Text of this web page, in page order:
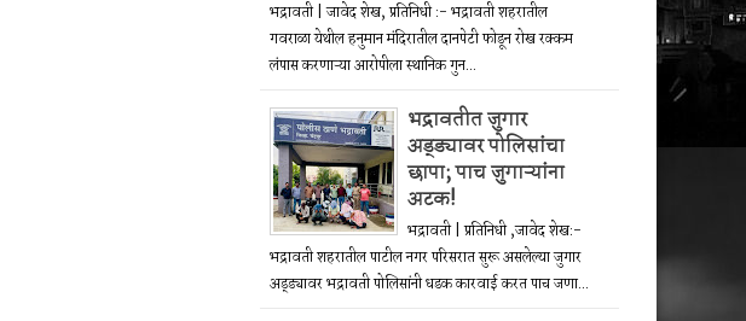
भद्रावती | जावेद शेख, प्रतिनिधी :- भद्रावती शहरातील
गवराळा येथील हनुमान मंदिरातील दानपेटी फोडून रोख रक्कम
लंपास करणाऱ्या आरोपीला स्थानिक गुन...
भद्रावतीत जुगार
अड्ड्यावर पोलिसांचा
छापा; पाच जुगाऱ्यांना
अटक!
भद्रावती | प्रतिनिधी ,जावेद शेख:-
भद्रावती शहरातील पाटील नगर परिसरात सुरू असलेल्या जुगार
अड्ड्यावर भद्रावती पोलिसांनी धडक कारवाई करत पाच जणा...